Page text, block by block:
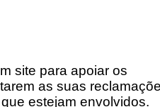
site para apoiar os
as suas
estejam envolvidos.